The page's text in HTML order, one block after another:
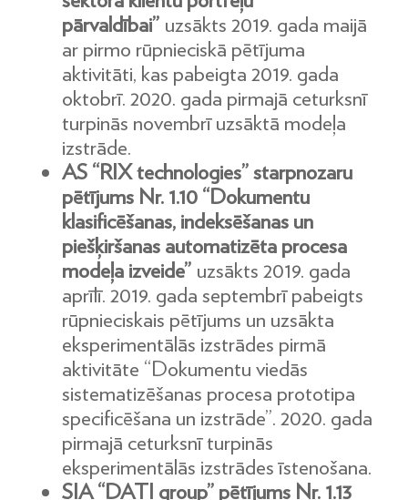
pārvaldībai” uzsākts 2019. gada maijā
ar pirmo rūpnieciskā pētījuma
aktivitāti, kas pabeigta 2019. gada
oktobrī. 2020. gada pirmajā ceturksnī
turpinās novembrī uzsāktā modeļa
izstrāde.
AS “RIX technologies” starpnozaru
pētījums Nr. 1.10 “Dokumentu
klasificēšanas, indeksēšanas un
piešķiršanas automatizēta procesa
modeļa izveide” uzsākts 2019. gada
aprīlī. 2019. gada septembrī pabeigts
rūpnieciskais pētījums un uzsākta
eksperimentālās izstrādes pirmā
aktivitāte “Dokumentu viedās
sistematizēšanas procesa prototipa
specificēšana un izstrāde”. 2020. gada
pirmajā ceturksnī turpinās
eksperimentālās izstrādes īstenošana.
SIA “DATI group” pētījums Nr. 1.13